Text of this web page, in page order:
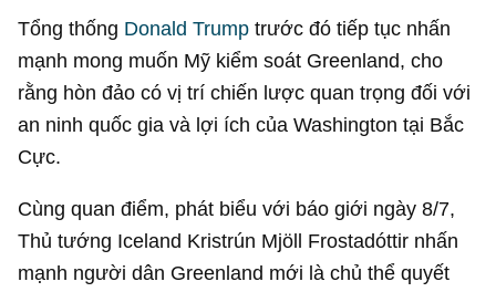
Tổng thống Donald Trump trước đó tiếp tục nhấn
mạnh mong muốn Mỹ kiểm soát Greenland, cho
rằng hòn đảo có vị trí chiến lược quan trọng đối với
an ninh quốc gia và lợi ích của Washington tại Bắc
Cực.
Cùng quan điểm, phát biểu với báo giới ngày 8/7,
Thủ tướng Iceland Kristrún Mjöll Frostadóttir nhấn
mạnh người dân Greenland mới là chủ thể quyết